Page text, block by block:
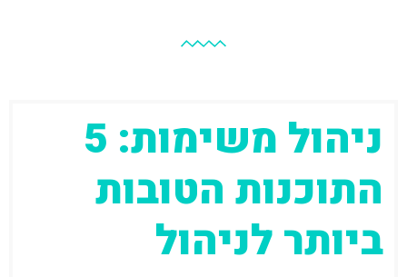
ניהול משימות: 5
התוכנות הטובות
ביותר לניהול